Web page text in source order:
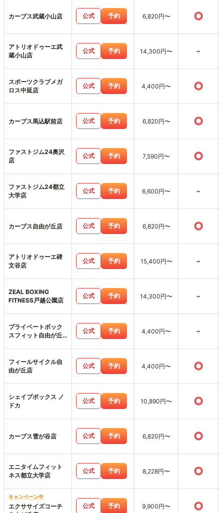
カーブス武蔵小山店 公式 予約 6,820円〜 ○
アトリオドゥーエ武
蔵小山店
公式 予約 14,300円〜 -
スポーツクラブメガ
ロス中延店
公式 予約 4,400円〜 ○
カーブス馬込駅前店 公式 予約 6,820円〜 ○
ファストジム24奥沢
店
公式 予約 7,590円〜 ○
ファストジム24都立
大学店
公式 予約 6,600円〜 -
カーブス自由が丘店 公式 予約 6,820円〜 ○
アトリオドゥーエ碑
文谷店
公式 予約 15,400円〜 -
ZEAL BOXING
FITNESS戸越公園店
公式 予約 14,300円〜 -
プライベートボック
スフィット自由が丘
公式 予約 4,400円〜 -
フィールサイクル自
由が丘店
公式 予約 4,400円〜 ○
シェイプボックス ノ
ドカ
公式 予約 10,890円〜 ○
カーブス雪が谷店 公式 予約 6,820円〜 ○
エニタイムフィット
ネス都立大学店
公式 予約 8,228円〜 ○
キャンペーン中
エクササイズコーチ
公式 予約 9,900円〜 ○